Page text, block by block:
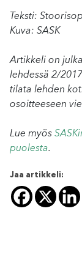
Teksti:
Kuva: SASK
Artikkeli on
lehdessä 2/
tilata lehden
osoitteeseen
Lue myös
puolesta.
Jaa artikkeli: